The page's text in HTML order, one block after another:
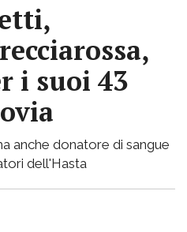
i suoi 43
anche donatore di sangue
dell'Hasta